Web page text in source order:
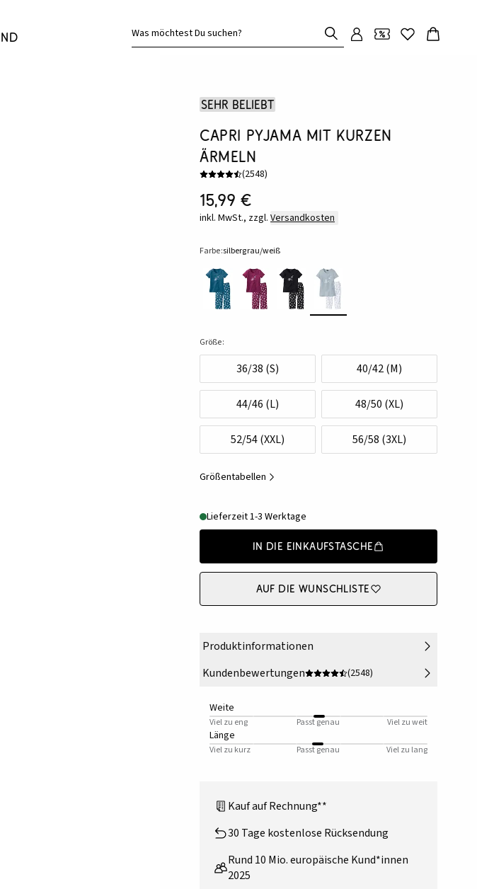
Was möchtest Du suchen?
Sehr beliebt
Capri Pyjama mit kurzen
Ärmeln
(2548)
15,99 €
inkl. MwSt., zzgl. Versandkosten
Farbe:silbergrau/weiß
Größe:
36/38 (S) 40/42 (M)
44/46 (L) 48/50 (XL)
52/54 (XXL) 56/58 (3XL)
Größentabellen
Lieferzeit 1-3 Werktage
In die Einkaufstasche
Auf die Wunschliste
Produktinformationen
Kundenbewertungen
(2548)
Weite
Viel zu eng Passt genau Viel zu weit
Länge
Viel zu kurz Passt genau Viel zu lang
Kauf auf Rechnung**
30 Tage kostenlose Rücksendung
Rund 10 Mio. europäische Kund*innen
2025